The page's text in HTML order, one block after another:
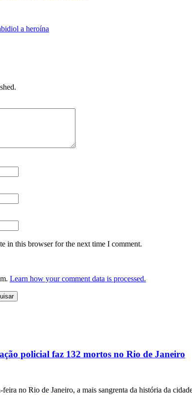
a heroína
in this browser for the next time I comment.
Learn how your comment data is processed.
policial faz 132 mortos no Rio de Janeiro
no Rio de Janeiro, a mais sangrenta da história da